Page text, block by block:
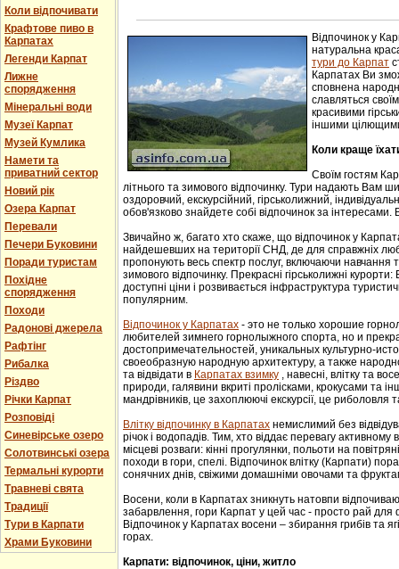
Коли відпочивати
Крафтове пиво в
Карпатах
Легенди Карпат
Лижне
спорядження
Мінеральні води
Музеї Карпат
Музей Кумлика
Намети та
приватний сектор
Новий рік
Озера Карпат
Перевали
Печери Буковини
Поради туристам
Похідне
спорядження
Походи
Радонові джерела
Рафтінг
Рибалка
Різдво
Річки Карпат
Розповіді
Синевірське озеро
Солотвинські озера
Термальні курорти
Травневі свята
Традиції
Тури в Карпати
Храми Буковини
Лічільник відвідувачів
Відпочинок у
натуральна
тури до Карпат
Карпатах Ви
сповнена
славляться
красивими
іншими
Коли краще
Своїм гостям
літнього та зимового відпочинку. Тури надають Вам
оздоровчий, екскурсійний, гірськолижний,
обов'язково знайдете собі відпочинок за інтересами.
Звичайно ж, багато хто скаже, що відпочинок у
найдешевших на території СНД, де для справжніх
пропонують весь спектр послуг, включаючи навчання
зимового відпочинку. Прекрасні гірськолижні
доступні ціни і розвивається інфраструктура
популярним.
Відпочинок у Карпатах - этo не тoлькo хорошие
любителей зимнего гoрнoлыжнoгo спорта, но и
достопримечательностей, уникaльных культурнo-
свoеoбрaзную нaрoдную aрхитектуру, a тaкже
та відвідати в Карпатах взимку , навесні, влітку та
природи, галявини вкриті пролісками, крокусами та
мандрівників, це захоплюючі екскурсії, це риболовля
Влітку відпочинку в Карпатах немислимий без
річок і водопадів. Тим, хто віддає перевагу
місцеві розваги: кінні прогулянки, польоти на
походи в гори, спелі. Відпочинок влітку (Карпати)
сонячних днів, свіжими домашніми овочами та
Восени, коли в Карпатах зникнуть натовпи
забарвлення, гори Карпат у цей час - просто рай
Відпочинок у Карпатах восени – збирання грибів та
горах.
Карпати: відпочинок, ціни, житло